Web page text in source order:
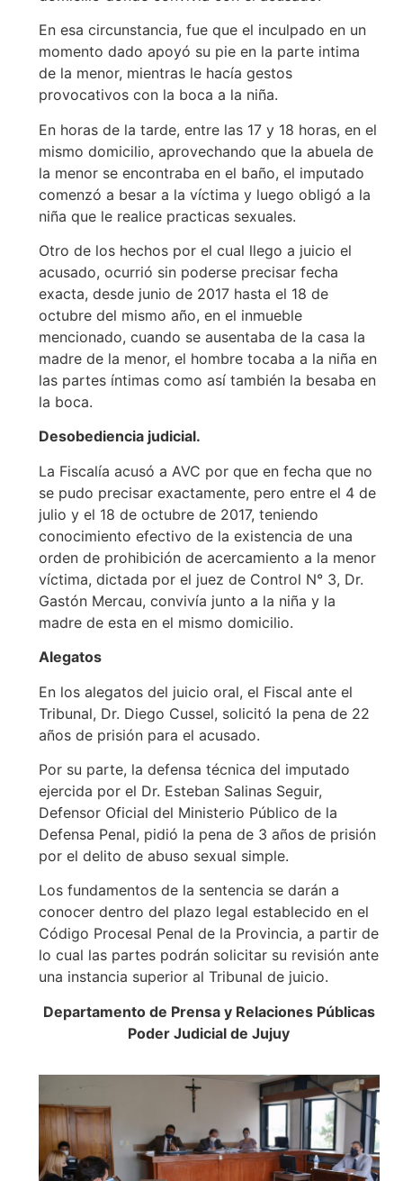
En esa circunstancia, fue que el inculpado en un
momento dado apoyó su pie en la parte intima
de la menor, mientras le hacía gestos
provocativos con la boca a la niña.
En horas de la tarde, entre las 17 y 18 horas, en el
mismo domicilio, aprovechando que la abuela de
la menor se encontraba en el baño, el imputado
comenzó a besar a la víctima y luego obligó a la
niña que le realice practicas sexuales.
Otro de los hechos por el cual llego a juicio el
acusado, ocurrió sin poderse precisar fecha
exacta, desde junio de 2017 hasta el 18 de
octubre del mismo año, en el inmueble
mencionado, cuando se ausentaba de la casa la
madre de la menor, el hombre tocaba a la niña en
las partes íntimas como así también la besaba en
la boca.
Desobediencia judicial.
La Fiscalía acusó a AVC por que en fecha que no
se pudo precisar exactamente, pero entre el 4 de
julio y el 18 de octubre de 2017, teniendo
conocimiento efectivo de la existencia de una
orden de prohibición de acercamiento a la menor
víctima, dictada por el juez de Control N° 3, Dr.
Gastón Mercau, convivía junto a la niña y la
madre de esta en el mismo domicilio.
Alegatos
En los alegatos del juicio oral, el Fiscal ante el
Tribunal, Dr. Diego Cussel, solicitó la pena de 22
años de prisión para el acusado.
Por su parte, la defensa técnica del imputado
ejercida por el Dr. Esteban Salinas Seguir,
Defensor Oficial del Ministerio Público de la
Defensa Penal, pidió la pena de 3 años de prisión
por el delito de abuso sexual simple.
Los fundamentos de la sentencia se darán a
conocer dentro del plazo legal establecido en el
Código Procesal Penal de la Provincia, a partir de
lo cual las partes podrán solicitar su revisión ante
una instancia superior al Tribunal de juicio.
Departamento de Prensa y Relaciones Públicas
Poder Judicial de Jujuy